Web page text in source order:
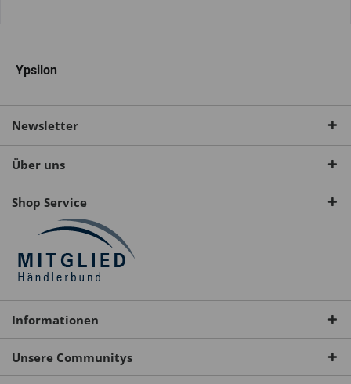
Ypsilon
Newsletter
Über uns
Shop Service
Informationen
Unsere Communitys